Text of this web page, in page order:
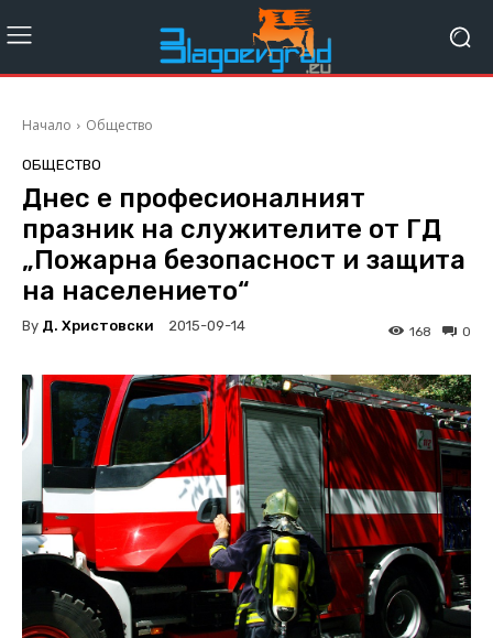
Начало Общество
ОБЩЕСТВО
Днес е професионалният
празник на служителите от ГД
„Пожарна безопасност и защита
на населението“
By Д. Христовски 2015-09-14 0
168